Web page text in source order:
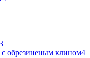
3
обрезиненым клином4